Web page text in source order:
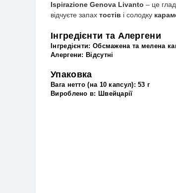
Ispirazione Genova Livanto – це
відчуєте запах тостів і солодку
Інгредієнти та Алергени
Інгредієнти: Обсмажена та мелена
Алергени: Відсутні
Упаковка
Вага нетто (на 10 капсул): 53 г
Вироблено в: Швейцарії